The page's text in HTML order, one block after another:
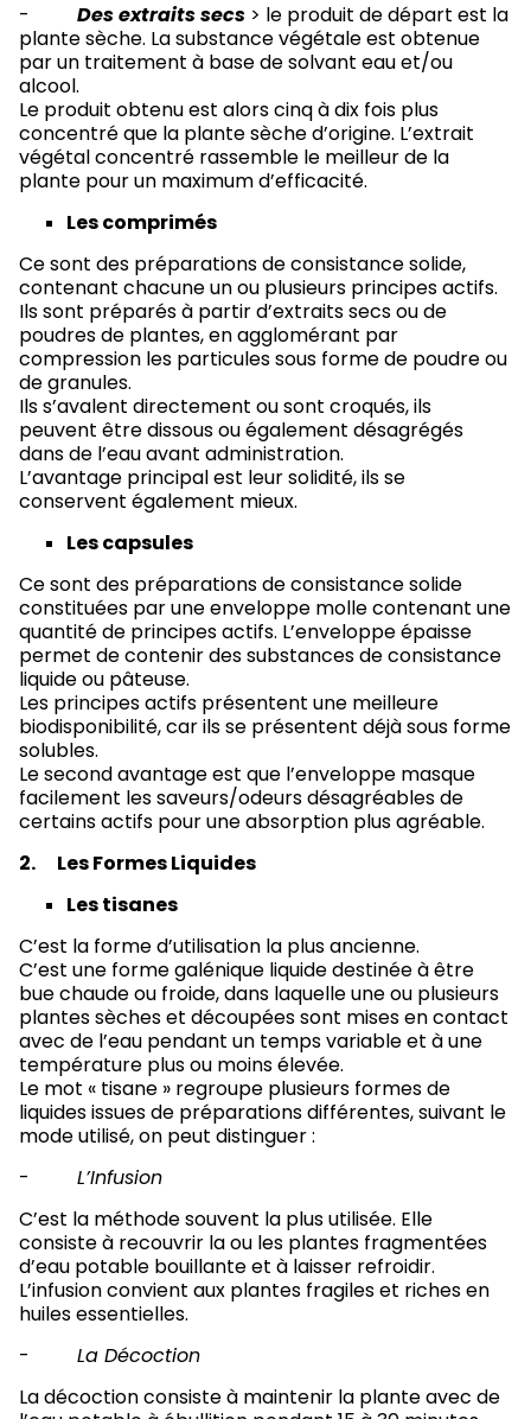
- Des extraits secs > le produit de départ est la
plante sèche. La substance végétale est obtenue
par un traitement à base de solvant eau et/ou
alcool.
Le produit obtenu est alors cinq à dix fois plus
concentré que la plante sèche d’origine. L’extrait
végétal concentré rassemble le meilleur de la
plante pour un maximum d’efficacité.
Les comprimés
Ce sont des préparations de consistance solide,
contenant chacune un ou plusieurs principes actifs.
Ils sont préparés à partir d’extraits secs ou de
poudres de plantes, en agglomérant par
compression les particules sous forme de poudre ou
de granules.
Ils s’avalent directement ou sont croqués, ils
peuvent être dissous ou également désagrégés
dans de l’eau avant administration.
L’avantage principal est leur solidité, ils se
conservent également mieux.
Les capsules
Ce sont des préparations de consistance solide
constituées par une enveloppe molle contenant une
quantité de principes actifs. L’enveloppe épaisse
permet de contenir des substances de consistance
liquide ou pâteuse.
Les principes actifs présentent une meilleure
biodisponibilité, car ils se présentent déjà sous forme
solubles.
Le second avantage est que l’enveloppe masque
facilement les saveurs/odeurs désagréables de
certains actifs pour une absorption plus agréable.
2. Les Formes Liquides
Les tisanes
C’est la forme d’utilisation la plus ancienne.
C’est une forme galénique liquide destinée à être
bue chaude ou froide, dans laquelle une ou plusieurs
plantes sèches et découpées sont mises en contact
avec de l’eau pendant un temps variable et à une
température plus ou moins élevée.
Le mot « tisane » regroupe plusieurs formes de
liquides issues de préparations différentes, suivant le
mode utilisé, on peut distinguer :
- L’Infusion
C’est la méthode souvent la plus utilisée. Elle
consiste à recouvrir la ou les plantes fragmentées
d’eau potable bouillante et à laisser refroidir.
L’infusion convient aux plantes fragiles et riches en
huiles essentielles.
- La Décoction
La décoction consiste à maintenir la plante avec de